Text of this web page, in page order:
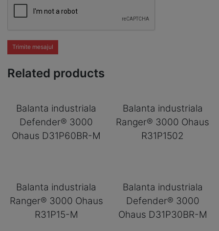
Trimite mesajul
Related products
Balanta industriala
Defender® 3000
Ohaus D31P60BR-M
Balanta industriala
Ranger® 3000 Ohaus
R31P1502
Balanta industriala
Ranger® 3000 Ohaus
R31P15-M
Balanta industriala
Defender® 3000
Ohaus D31P30BR-M